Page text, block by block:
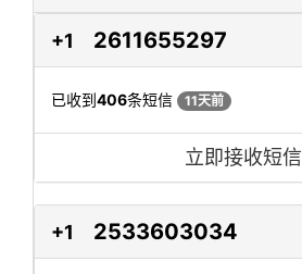
+1 2611655297
已收到406条短信 11天前
立即接收短信
+1 2533603034